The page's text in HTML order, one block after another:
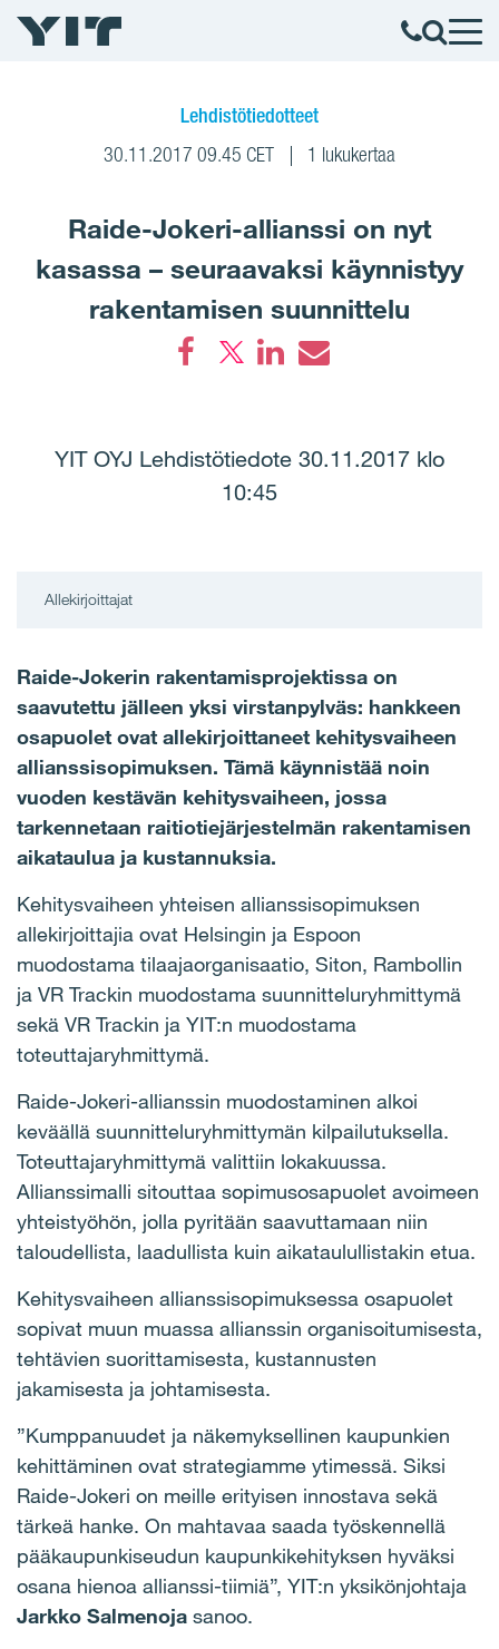
Lehdistötiedotteet
30.11.2017 09.45 CET 1 lukukertaa
Raide-Jokeri-allianssi on nyt
kasassa – seuraavaksi käynnistyy
rakentamisen suunnittelu
YIT OYJ Lehdistötiedote 30.11.2017 klo
10:45
Allekirjoittajat
Raide-Jokerin rakentamisprojektissa on
saavutettu jälleen yksi virstanpylväs: hankkeen
osapuolet ovat allekirjoittaneet kehitysvaiheen
allianssisopimuksen. Tämä käynnistää noin
vuoden kestävän kehitysvaiheen, jossa
tarkennetaan raitiotiejärjestelmän rakentamisen
aikataulua ja kustannuksia.
Kehitysvaiheen yhteisen allianssisopimuksen
allekirjoittajia ovat Helsingin ja Espoon
muodostama tilaajaorganisaatio, Siton, Rambollin
ja VR Trackin muodostama suunnitteluryhmittymä
sekä VR Trackin ja YIT:n muodostama
toteuttajaryhmittymä.
Raide-Jokeri-allianssin muodostaminen alkoi
keväällä suunnitteluryhmittymän kilpailutuksella.
Toteuttajaryhmittymä valittiin lokakuussa.
Allianssimalli sitouttaa sopimusosapuolet avoimeen
yhteistyöhön, jolla pyritään saavuttamaan niin
taloudellista, laadullista kuin aikataulullistakin etua.
Kehitysvaiheen allianssisopimuksessa osapuolet
sopivat muun muassa allianssin organisoitumisesta,
tehtävien suorittamisesta, kustannusten
jakamisesta ja johtamisesta.
”Kumppanuudet ja näkemyksellinen kaupunkien
kehittäminen ovat strategiamme ytimessä. Siksi
Raide-Jokeri on meille erityisen innostava sekä
tärkeä hanke. On mahtavaa saada työskennellä
pääkaupunkiseudun kaupunkikehityksen hyväksi
osana hienoa allianssi-tiimiä”, YIT:n yksikönjohtaja
Jarkko Salmenoja sanoo.